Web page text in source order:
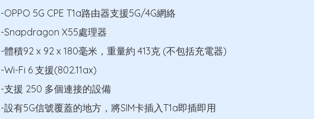
-OPPO 5G CPE T1a路由器支援5G/4G網絡
-Snapdragon X55處理器
-體積92 x 92 x 180毫米，重量約 413克 (不包括充電器)
-Wi-Fi 6 支援(802.11ax)
-支援 250 多個連接的設備
-設有5G信號覆蓋的地方，將SIM卡插入T1a即插即用